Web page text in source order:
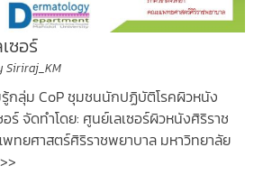
ซอร์
Siriraj_KM
รู้กลุ่ม CoP ชุมชนนักปฏิบัติโรคผิวหนัง
ร์ จัดทำโดย: ศูนย์เลเซอร์ผิวหนังศิริราช
ทยศาสตร์ศิริราชพยาบาล มหาวิทยาลัย